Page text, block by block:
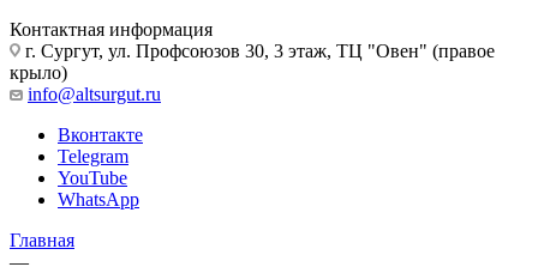
Контактная информация
г. Сургут, ул. Профсоюзов 30, 3 этаж, ТЦ "Овен" (правое
крыло)
info@altsurgut.ru
Вконтакте
Telegram
YouTube
WhatsApp
Главная
—